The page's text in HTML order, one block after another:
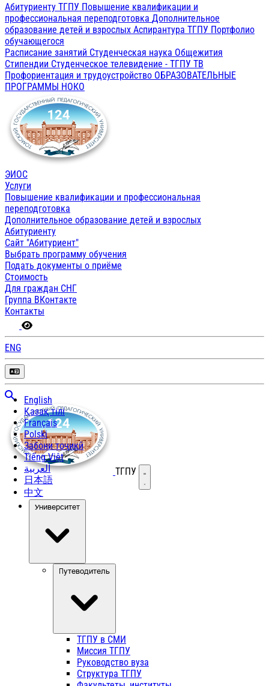
Абитуриенту ТГПУ Повышение квалификации и
профессиональная переподготовка Дополнительное
образование детей и взрослых Аспирантура ТГПУ Портфолио
обучающегося
Расписание занятий Студенческая наука Общежития
Стипендии Студенческое телевидение - ТГПУ ТВ
Профориентация и трудоустройство ОБРАЗОВАТЕЛЬНЫЕ
ПРОГРАММЫ НОКО
ЭИОС
Услуги
Повышение квалификации и профессиональная
переподготовка
Дополнительное образование детей и взрослых
Абитуриенту
Сайт "Абитуриент"
Выбрать программу обучения
Подать документы о приёме
Стоимость
Для граждан СНГ
Группа ВКонтакте
Контакты
ENG
English
Қазақ тілі
Français
Polski
Забони тоҷикӣ
Tiếng Việt
العربية
日本語
中文
ТГПУ Открыть меню
Университет
Путеводитель
ТГПУ в СМИ
Миссия ТГПУ
Руководство вуза
Структура ТГПУ